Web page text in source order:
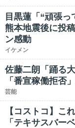
目黒蓮「“頑張
熊本地震後に投
ン感動
イケメン
佐藤二朗「踊る
「番宣稼働拒否
芸能
【コストコ】こ
「テキサスバー